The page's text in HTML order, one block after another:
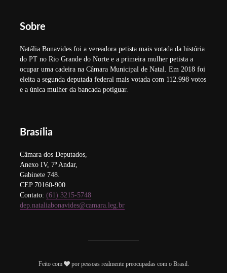
Sobre
Natália Bonavides foi a vereadora petista mais votada da história
do PT no Rio Grande do Norte e a primeira mulher petista a
ocupar uma cadeira na Câmara Municipal de Natal. Em 2018 foi
eleita a segunda deputada federal mais votada com 112.998 votos
e a única mulher da bancada potiguar.
Brasília
Câmara dos Deputados,
Anexo IV, 7º Andar,
Gabinete 748.
CEP 70160-900.
Contato: (61) 3215-5748
dep.nataliabonavides@camara.leg.br
Feito com por pessoas realmente preocupadas com o Brasil.